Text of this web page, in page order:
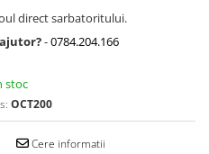
direct sarbatoritului.
-0784.204.166
stoc
OCT200
Cere informatii